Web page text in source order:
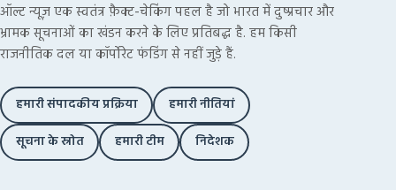
ऑल्ट न्यूज़ एक स्वतंत्र फ़ैक्ट-चेकिंग पहल है जो भारत में दुष्प्रचार और
भ्रामक सूचनाओं का खंडन करने के लिए प्रतिबद्ध है. हम किसी
राजनीतिक दल या कॉर्पोरेट फंडिंग से नहीं जुड़े हैं.
हमारी संपादकीय प्रक्रिया
हमारी नीतियां
सूचना के स्रोत
हमारी टीम निदेशक